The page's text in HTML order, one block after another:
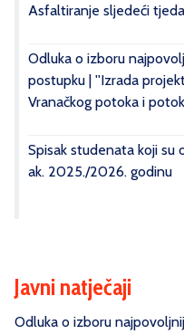
Asfaltiranje sljedeći
Odluka o izboru
postupku | ''Izrada
Vranačkog potoka i
Spisak studenata koji su
ak. 2025./2026. godinu
Javni natječaji
Odluka o izboru